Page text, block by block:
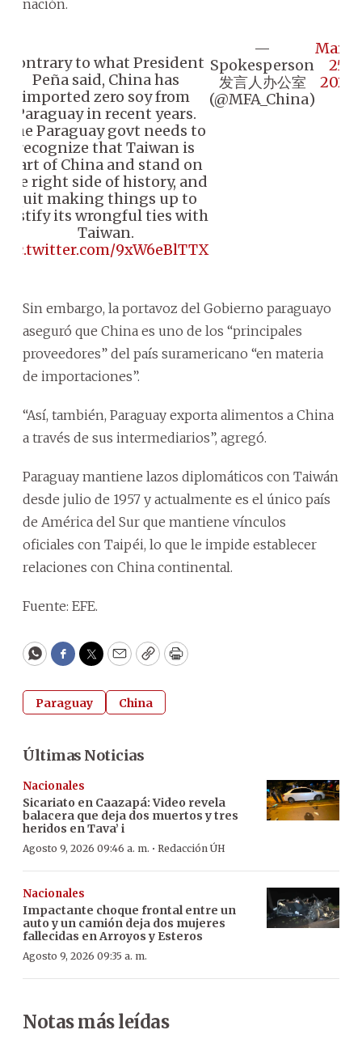
nación.
Contrary to what President
Peña said, China has
imported zero soy from
Paraguay in recent years.
The Paraguay govt needs to
recognize that Taiwan is
part of China and stand on
the right side of history, and
quit making things up to
justify its wrongful ties with
Taiwan.
pic.twitter.com/9xW6eBlTTX
—
Spokesperson
发言人办公室
(@MFA_China)
March
25,
2024
Sin embargo, la portavoz del Gobierno paraguayo
aseguró que China es uno de los “principales
proveedores” del país suramericano “en materia
de importaciones”.
“Así, también, Paraguay exporta alimentos a China
a través de sus intermediarios”, agregó.
Paraguay mantiene lazos diplomáticos con Taiwán
desde julio de 1957 y actualmente es el único país
de América del Sur que mantiene vínculos
oficiales con Taipéi, lo que le impide establecer
relaciones con China continental.
Fuente: EFE.
WhatsApp
Facebook
Twitter
EmailCopyPrint
Paraguay China
Últimas Noticias
Nacionales
Sicariato en Caazapá: Video revela
balacera que deja dos muertos y tres
heridos en Tava’ i
Agosto 9, 2026 09:46 a. m. · Redacción ÚH
Nacionales
Impactante choque frontal entre un
auto y un camión deja dos mujeres
fallecidas en Arroyos y Esteros
Agosto 9, 2026 09:35 a. m.
Notas más leídas